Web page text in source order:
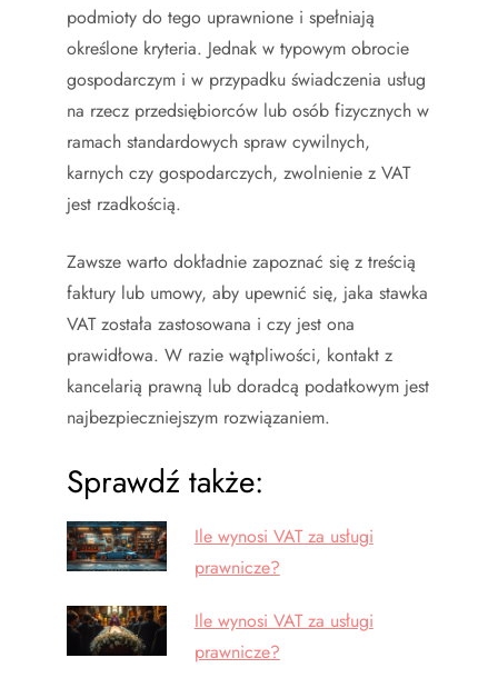
podmioty do tego uprawnione i spełniają
określone kryteria. Jednak w typowym obrocie
gospodarczym i w przypadku świadczenia usług
na rzecz przedsiębiorców lub osób fizycznych w
ramach standardowych spraw cywilnych,
karnych czy gospodarczych, zwolnienie z VAT
jest rzadkością.
Zawsze warto dokładnie zapoznać się z treścią
faktury lub umowy, aby upewnić się, jaka stawka
VAT została zastosowana i czy jest ona
prawidłowa. W razie wątpliwości, kontakt z
kancelarią prawną lub doradcą podatkowym jest
najbezpieczniejszym rozwiązaniem.
Sprawdź także:
Ile wynosi VAT za usługi
prawnicze?
Ile wynosi VAT za usługi
prawnicze?